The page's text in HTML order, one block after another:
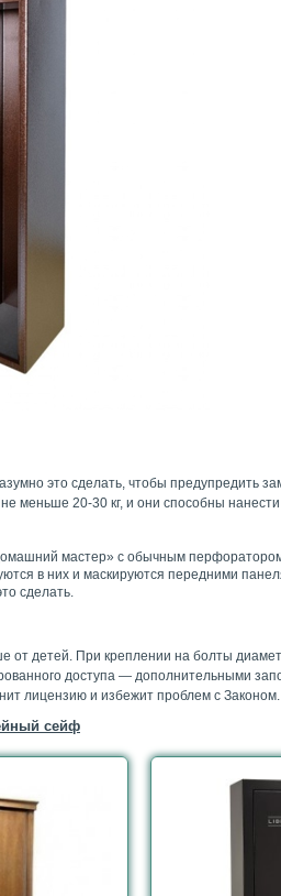
это сделать, чтобы предупредить
меньше 20-30 кг, и они способны
мастер» с обычным
в них и маскируются передними
сделать.
детей. При креплении на болты
доступа — дополнительными
лицензию и избежит проблем с Законом.
сейф